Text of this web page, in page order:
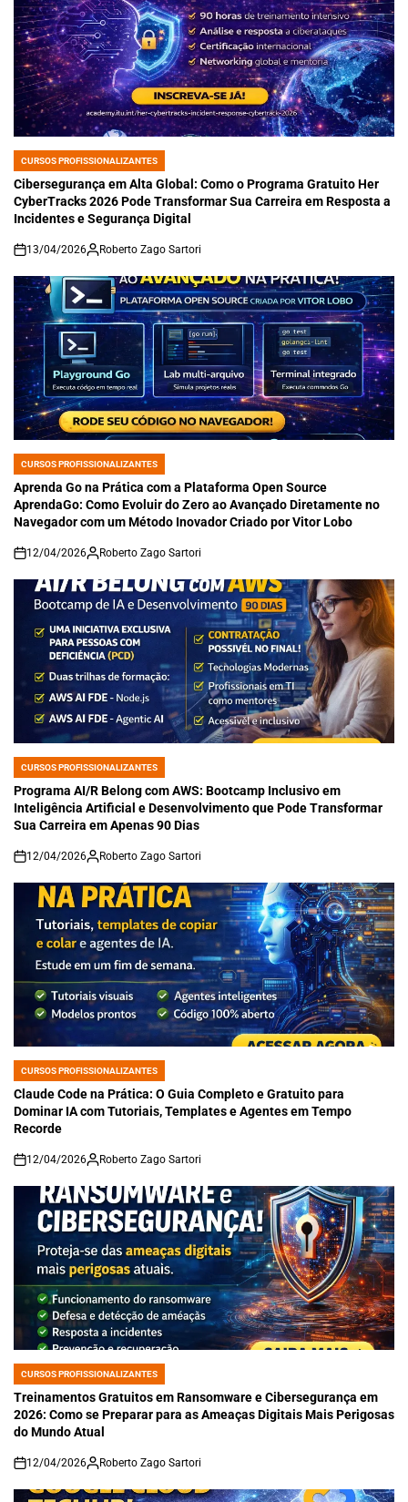
POSTED
IN
CURSOS PROFISSIONALIZANTES
Cibersegurança em Alta Global: Como o Programa Gratuito Her
CyberTracks 2026 Pode Transformar Sua Carreira em Resposta a
Incidentes e Segurança Digital
on
13/04/2026 Roberto Zago Sartori
POSTED
IN
CURSOS PROFISSIONALIZANTES
Aprenda Go na Prática com a Plataforma Open Source
AprendaGo: Como Evoluir do Zero ao Avançado Diretamente no
Navegador com um Método Inovador Criado por Vitor Lobo
on
12/04/2026 Roberto Zago Sartori
POSTED
IN
CURSOS PROFISSIONALIZANTES
Programa AI/R Belong com AWS: Bootcamp Inclusivo em
Inteligência Artificial e Desenvolvimento que Pode Transformar
Sua Carreira em Apenas 90 Dias
on
12/04/2026 Roberto Zago Sartori
POSTED
IN
CURSOS PROFISSIONALIZANTES
Claude Code na Prática: O Guia Completo e Gratuito para
Dominar IA com Tutoriais, Templates e Agentes em Tempo
Recorde
on
12/04/2026 Roberto Zago Sartori
POSTED
IN
CURSOS PROFISSIONALIZANTES
Treinamentos Gratuitos em Ransomware e Cibersegurança em
2026: Como se Preparar para as Ameaças Digitais Mais Perigosas
do Mundo Atual
on
12/04/2026 Roberto Zago Sartori